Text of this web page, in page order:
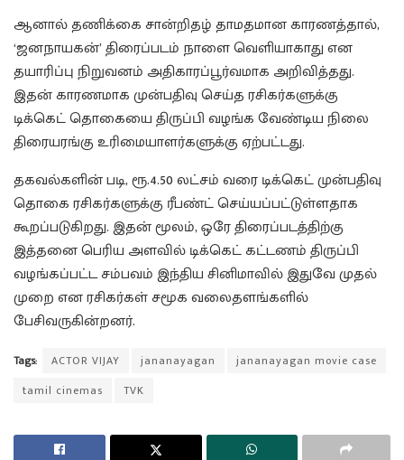
ஆனால் தணிக்கை சான்றிதழ் தாமதமான காரணத்தால்,
‘ஜனநாயகன்’ திரைப்படம் நாளை வெளியாகாது என
தயாரிப்பு நிறுவனம் அதிகாரப்பூர்வமாக அறிவித்தது.
இதன் காரணமாக முன்பதிவு செய்த ரசிகர்களுக்கு
டிக்கெட் தொகையை திருப்பி வழங்க வேண்டிய நிலை
திரையரங்கு உரிமையாளர்களுக்கு ஏற்பட்டது.
தகவல்களின் படி, ரூ.4.50 லட்சம் வரை டிக்கெட் முன்பதிவு
தொகை ரசிகர்களுக்கு ரீபண்ட் செய்யப்பட்டுள்ளதாக
கூறப்படுகிறது. இதன் மூலம், ஒரே திரைப்படத்திற்கு
இத்தனை பெரிய அளவில் டிக்கெட் கட்டணம் திருப்பி
வழங்கப்பட்ட சம்பவம் இந்திய சினிமாவில் இதுவே முதல்
முறை என ரசிகர்கள் சமூக வலைதளங்களில்
பேசிவருகின்றனர்.
Tags: ACTOR VIJAY jananayagan
jananayagan movie case
tamil cinemas
TVK